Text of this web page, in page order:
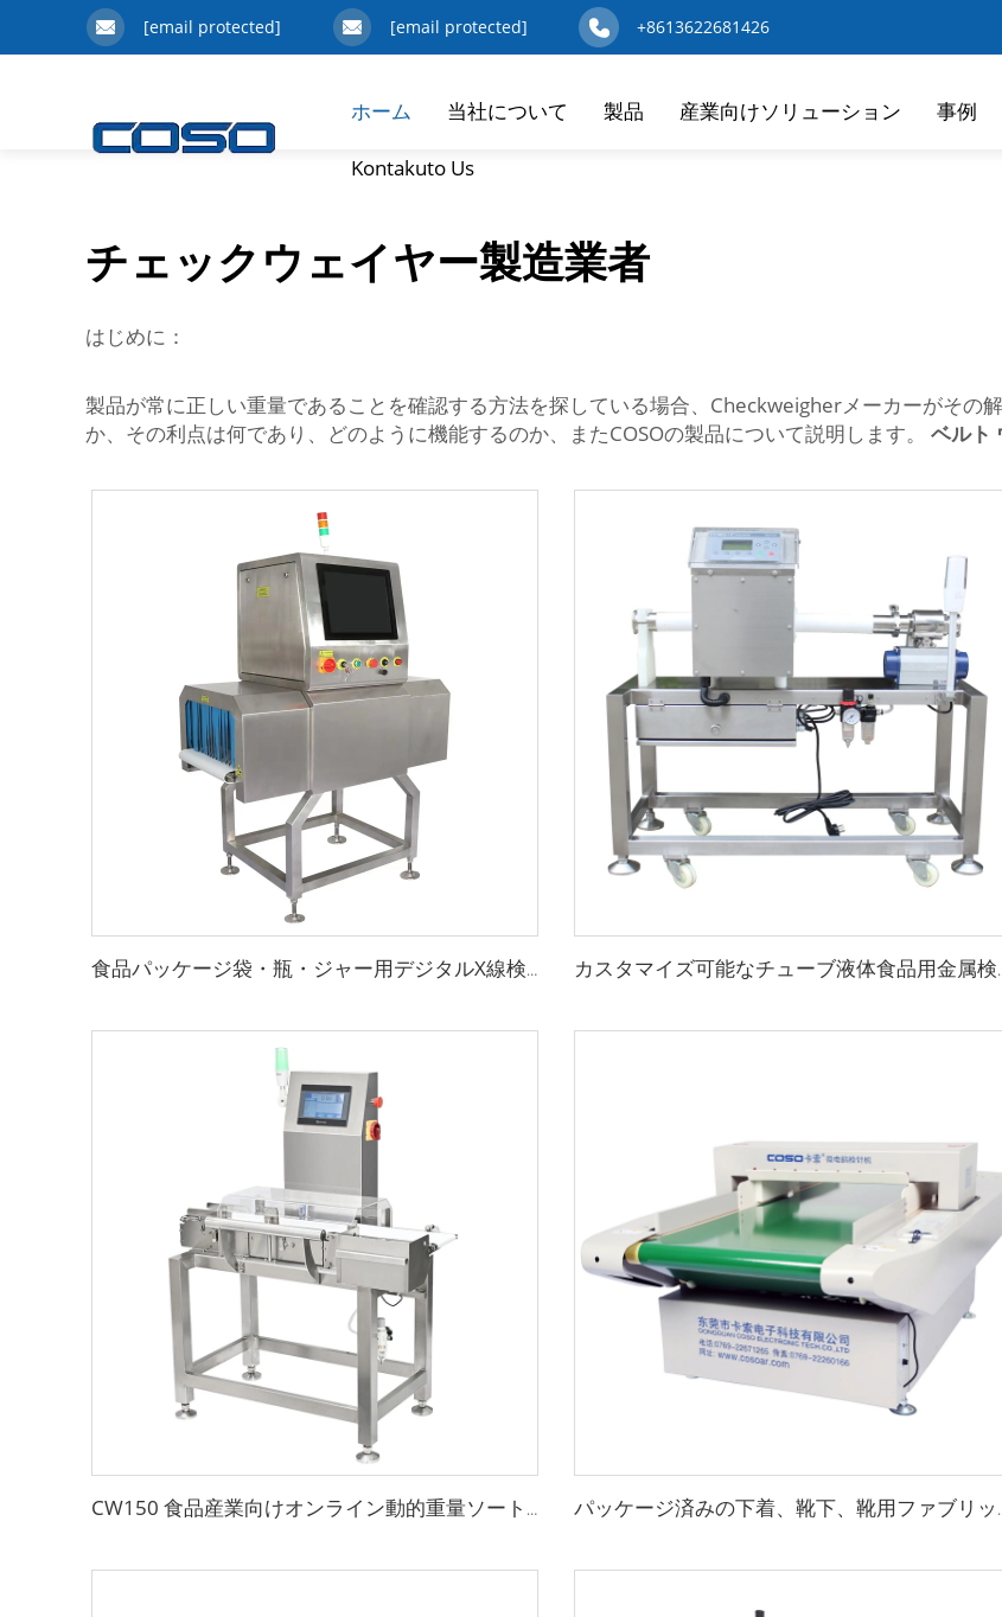
[email protected] [email protected] +8613622681426
ホーム 当社について 製品 産業向けソリューション 事例
Kontakuto Us
チェックウェイヤー製造業者
はじめに：
製品が常に正しい重量であることを確認する方法を探している場合、Checkweigherメーカーがその
か、その利点は何であり、どのように機能するのか、またCOSOの製品について説明します。 ベルト
食品パッケージ袋・瓶・ジャー用デジタルX線検査機 カスタマイズ可
CW150 食品産業向けオンライン動的重量ソート機 パッケージ済み